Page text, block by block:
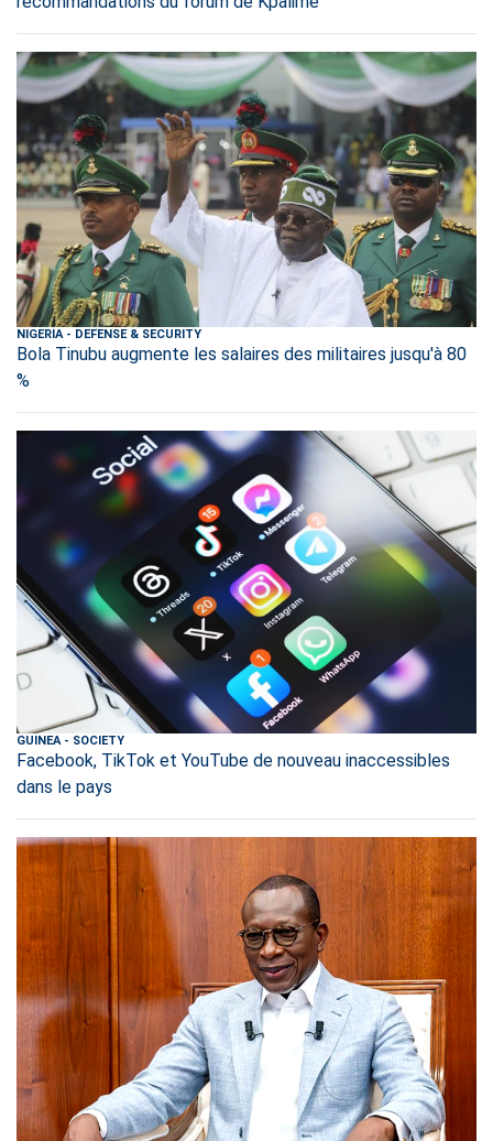
NIGERIA- DEFENSE & SECURITY
Bola Tinubu augmente les salaires des militaires jusqu'à 80
%
GUINEA- SOCIETY
Facebook, TikTok et YouTube de nouveau inaccessibles
dans le pays